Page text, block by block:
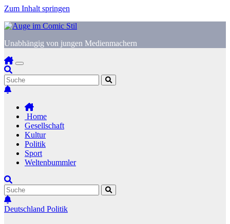
Zum Inhalt springen
Unabhängig von jungen Medienmachern
Home
Gesellschaft
Kultur
Politik
Sport
Weltenbummler
Deutschland Politik